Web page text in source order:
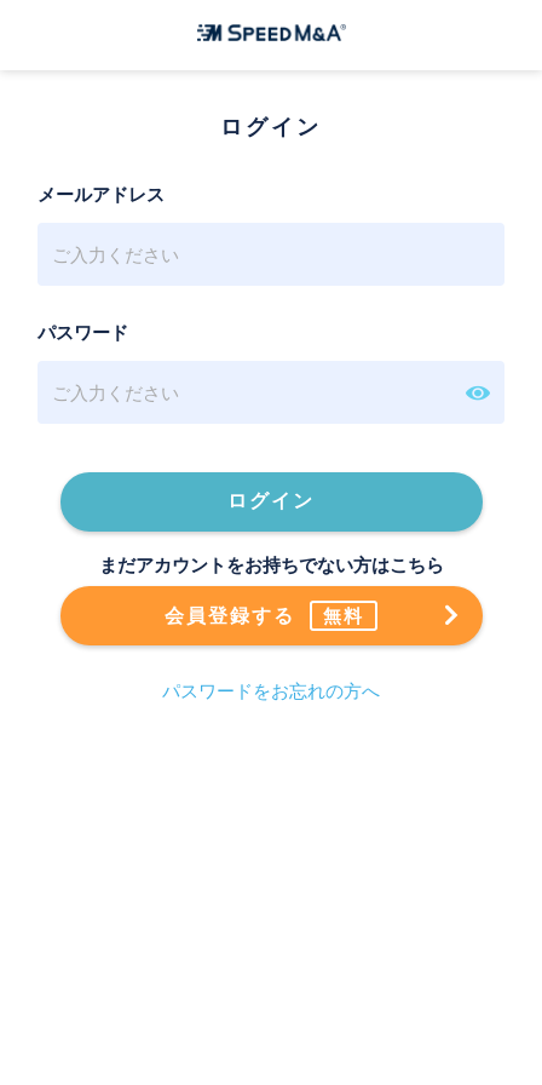
ログイン
メールアドレス
パスワード
ログイン
まだアカウントをお持ちでない方はこちら
会員登録する 無料
パスワードをお忘れの方へ